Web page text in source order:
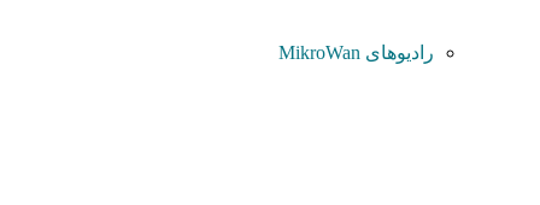
رادیوهای MikroWan